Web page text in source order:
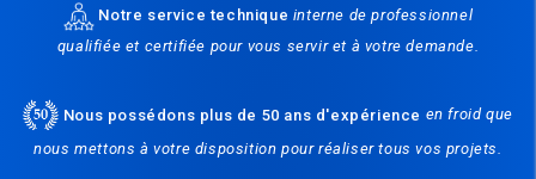
Notre service technique interne de professionnel
qualifiée et certifiée pour vous servir et à votre demande.
Nous possédons plus de 50 ans d'expérience en froid que
nous mettons à votre disposition pour réaliser tous vos projets.